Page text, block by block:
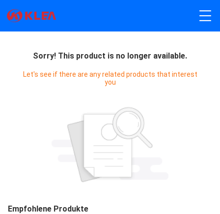
Sorry! This product is no longer available.
Let's see if there are any related products that interest
you
Empfohlene Produkte